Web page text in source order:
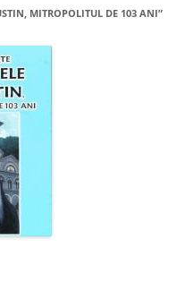
MITROPOLITUL DE 103 ANI”